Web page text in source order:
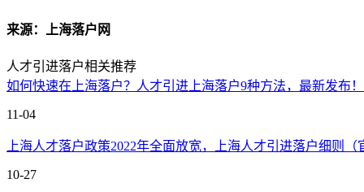
来源：上海落户网
人才引进落户相关推荐
如何快速在上海落户？人才引进上海落户9种方法，最新发布！
11-04
上海人才落户政策2022年全面放宽，上海人才引进落户细则（
10-27